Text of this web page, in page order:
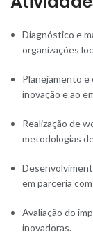
Diagnóstico e
organizações
Planejamento
inovação e ao
Realização de
metodologias
em parceria
Avaliação do
inovadoras.